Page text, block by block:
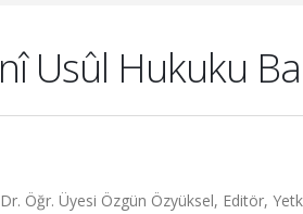
Hukuku
Öğr. Üyesi Özgün Özyüksel, Editör,